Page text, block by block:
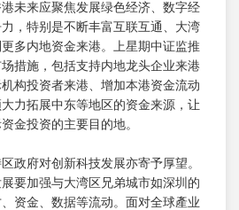
未来应聚焦发展绿色经济、数字经
，特别是不断丰富互联互通、大湾
多内地资金来港。上星期中证监推
措施，包括支持内地龙头企业来港
构投资者来港、增加本港资金流动
力拓展中东等地区的资金来源，让
金投资的主要目的地。
政府对创新科技发展亦寄予厚望。
要加强与大湾区兄弟城市如深圳的
资金、数据等流动。面对全球產业